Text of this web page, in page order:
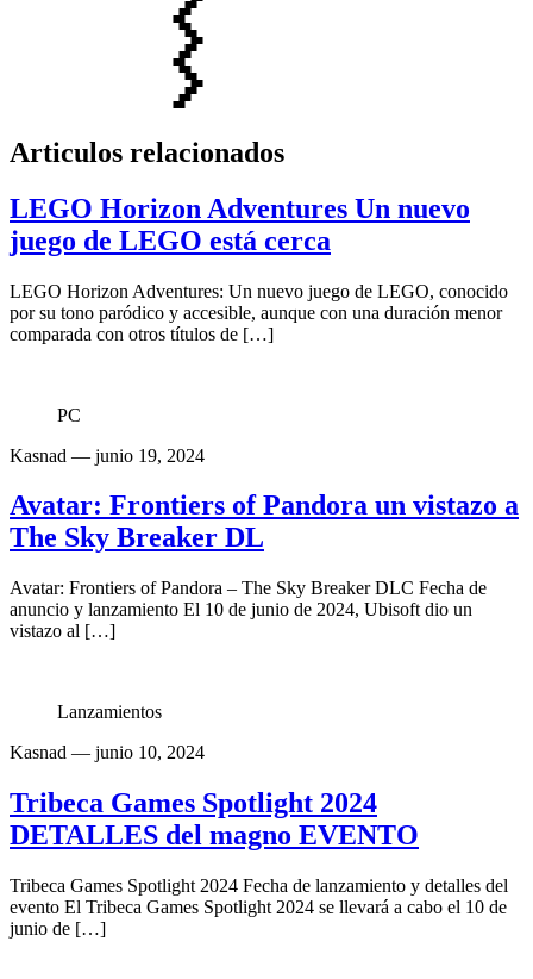
Articulos relacionados
LEGO Horizon Adventures Un nuevo
juego de LEGO está cerca
LEGO Horizon Adventures: Un nuevo juego de LEGO, conocido
por su tono paródico y accesible, aunque con una duración menor
comparada con otros títulos de […]
PC
Kasnad — junio 19, 2024
Avatar: Frontiers of Pandora un vistazo a
The Sky Breaker DL
Avatar: Frontiers of Pandora – The Sky Breaker DLC Fecha de
anuncio y lanzamiento El 10 de junio de 2024, Ubisoft dio un
vistazo al […]
Lanzamientos
Kasnad — junio 10, 2024
Tribeca Games Spotlight 2024
DETALLES del magno EVENTO
Tribeca Games Spotlight 2024 Fecha de lanzamiento y detalles del
evento El Tribeca Games Spotlight 2024 se llevará a cabo el 10 de
junio de […]